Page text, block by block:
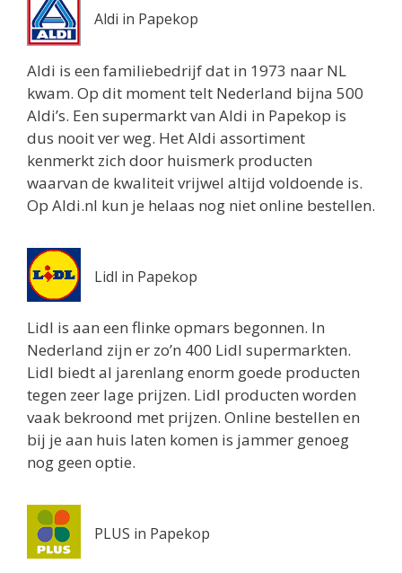
Aldi in Papekop
Aldi is een familiebedrijf dat in 1973 naar NL
kwam. Op dit moment telt Nederland bijna 500
Aldi’s. Een supermarkt van Aldi in Papekop is
dus nooit ver weg. Het Aldi assortiment
kenmerkt zich door huismerk producten
waarvan de kwaliteit vrijwel altijd voldoende is.
Op Aldi.nl kun je helaas nog niet online bestellen.
Lidl in Papekop
Lidl is aan een flinke opmars begonnen. In
Nederland zijn er zo’n 400 Lidl supermarkten.
Lidl biedt al jarenlang enorm goede producten
tegen zeer lage prijzen. Lidl producten worden
vaak bekroond met prijzen. Online bestellen en
bij je aan huis laten komen is jammer genoeg
nog geen optie.
PLUS in Papekop